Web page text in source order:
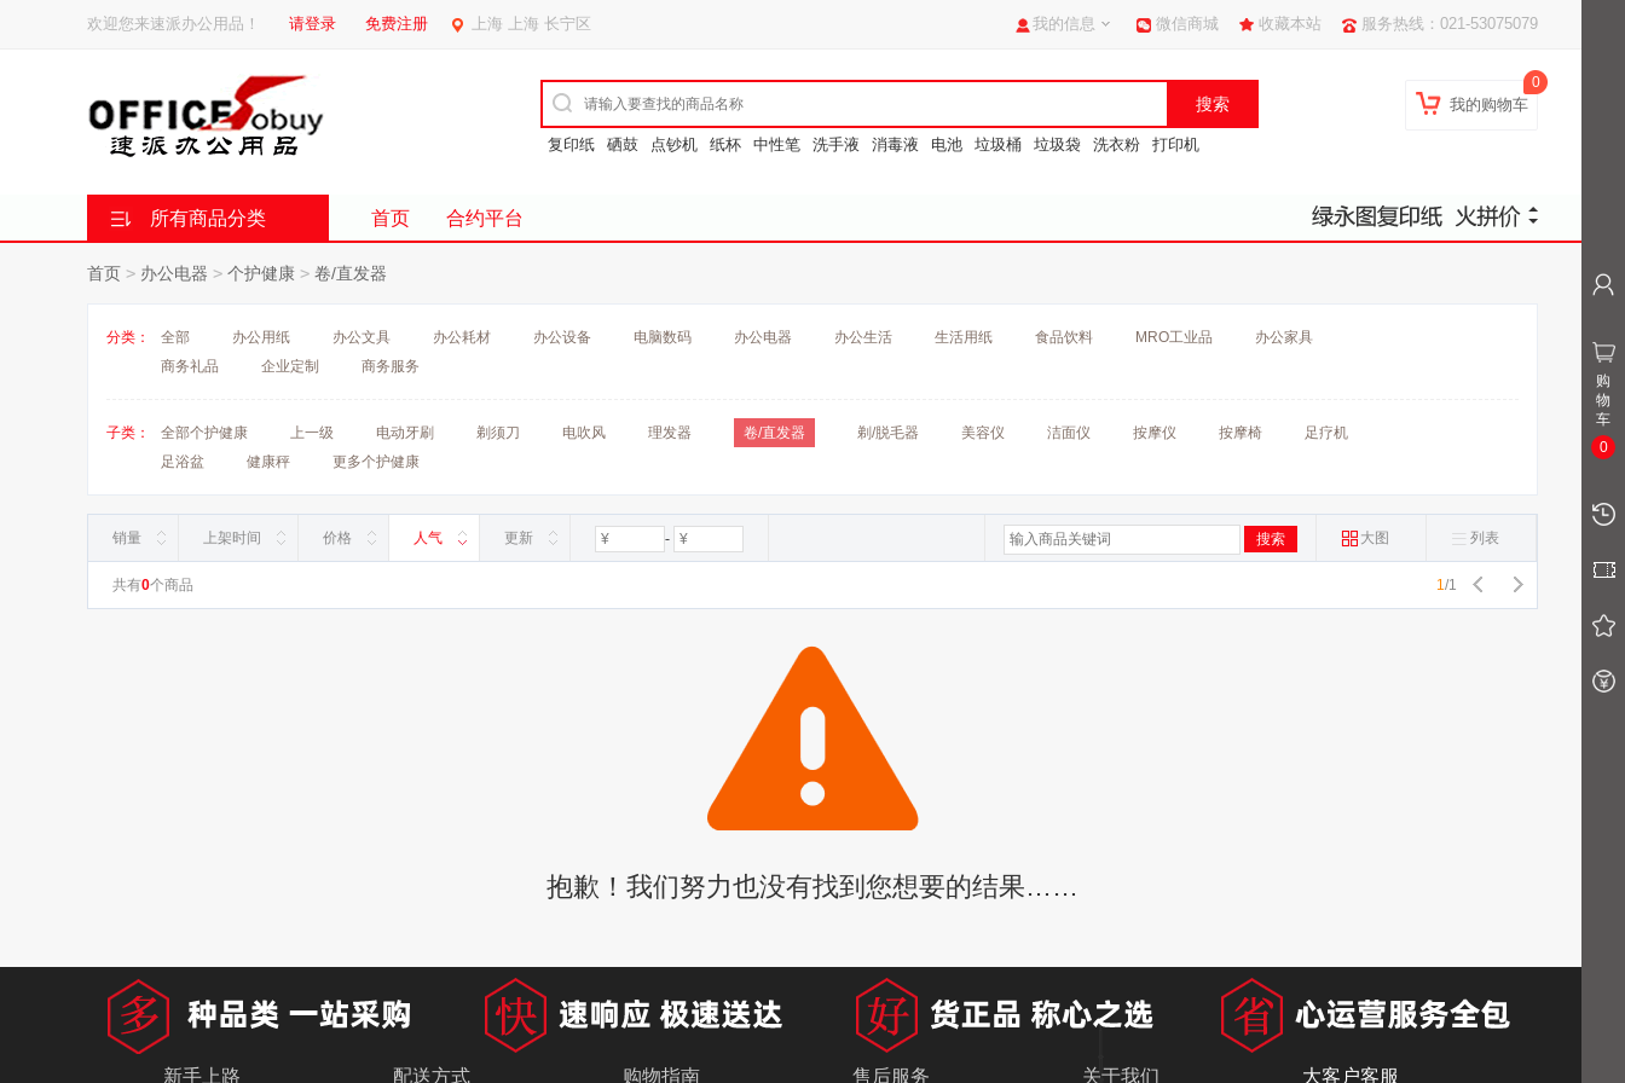
欢迎您来速派办公用品！ 请登录 免费注册 上海 上海 长宁区 微信商城 收藏本站 服务热线：021-53075079
我的信息
复印纸 硒鼓 点钞机 纸杯 中性笔 洗手液 消毒液 电池 垃圾桶 垃圾袋 洗衣粉 打印机
我的购物车
0
所有商品分类 首页 合约平台
首页 > 办公电器 > 个护健康 > 卷/直发器
分类： 全部 办公用纸 办公文具 办公耗材 办公设备 电脑数码 办公电器 办公生活 生活用纸 食品饮料 MRO工业品
办公家具
商务礼品
企业定制 商务服务
子类： 全部个护健康 上一级 电动牙刷 剃须刀 电吹风 理发器 卷/直发器 剃/脱毛器 美容仪 洁面仪 按摩仪 按摩椅
足疗机
足浴盆
健康秤 更多个护健康
销量 上架时间 价格 人气 更新 - 大图 列表
共有0个商品 1/1
抱歉！我们努力也没有找到您想要的结果……
新手上路 配送方式 购物指南 售后服务 关于我们 大客户客服
购
物
车
0